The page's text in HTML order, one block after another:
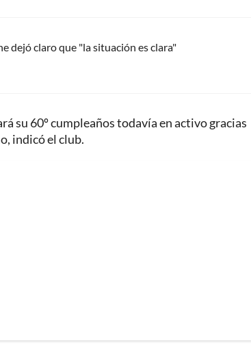
dejó claro que "la situación es clara"
su 60º cumpleaños todavía en activo gracias
indicó el club.